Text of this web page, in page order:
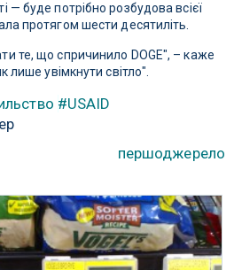
— буде потрібно розбудова всієї
протягом шести десятиліть.
те, що спричинило DOGE", – каже
лише увімкнути світло".
#USAID
першоджерело